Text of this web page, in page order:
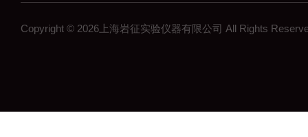
Copyright © 2026上海岩征实验仪器有限公司 All Rights